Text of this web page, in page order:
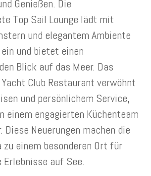
Genießen. Die
Top Sail Lounge lädt mit
und elegantem Ambiente
und bietet einen
Blick auf das Meer. Das
Club Restaurant verwöhnt
und persönlichem Service,
einem engagierten Küchenteam
Diese Neuerungen machen die
zu einem besonderen Ort für
auf See.